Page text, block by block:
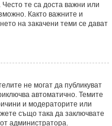
те са доста важни или
Както важните и
на закачени теми се дават
не могат да публикуват
автоматично. Темите
и модераторите или
също така да заключвате
администратора.